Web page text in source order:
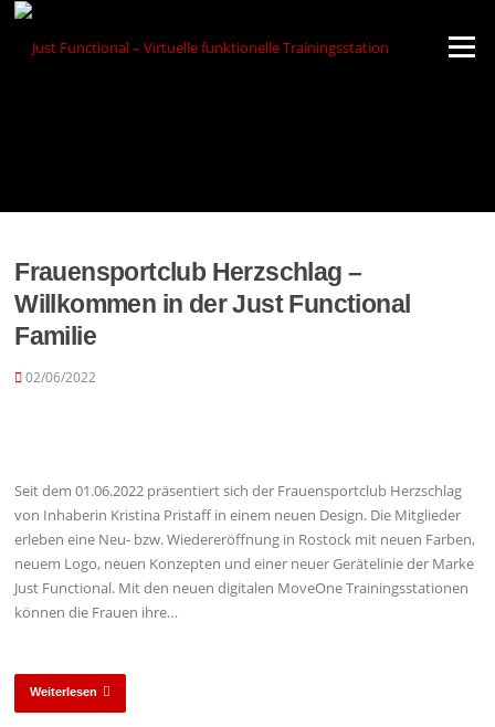
Zum
springen
Menü
Frauensportclub Herzschlag –
Willkommen in der Just Functional
Familie
02/06/2022
Seit dem 01.06.2022 präsentiert sich der Frauensportclub Herzschlag
von Inhaberin Kristina Pristaff in einem neuen Design. Die Mitglieder
erleben eine Neu- bzw. Wiedereröffnung in Rostock mit neuen Farben,
neuem Logo, neuen Konzepten und einer neuer Gerätelinie der Marke
Just Functional. Mit den neuen digitalen MoveOne Trainingsstationen
können die Frauen ihre…
Weiterlesen